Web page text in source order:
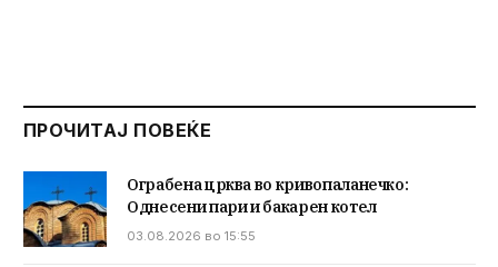
ПРОЧИТАЈ ПОВЕЌЕ
Ограбена црква во кривопаланечко:
Однесени пари и бакарен котел
03.08.2026 во 15:55